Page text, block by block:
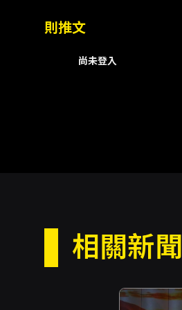
則推文
尚未登入
相關新聞